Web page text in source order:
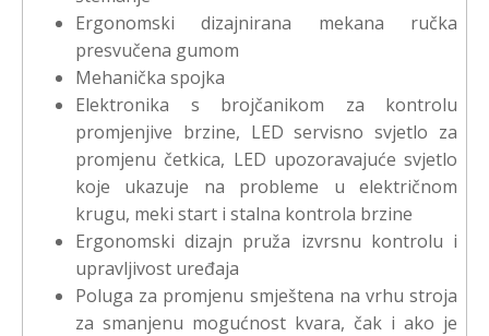
Ergonomski dizajnirana mekana ručka
presvučena gumom
Mehanička spojka
Elektronika s brojčanikom za kontrolu
promjenjive brzine, LED servisno svjetlo za
promjenu četkica, LED upozoravajuće svjetlo
koje ukazuje na probleme u električnom
krugu, meki start i stalna kontrola brzine
Ergonomski dizajn pruža izvrsnu kontrolu i
upravljivost uređaja
Poluga za promjenu smještena na vrhu stroja
za smanjenu mogućnost kvara, čak i ako je